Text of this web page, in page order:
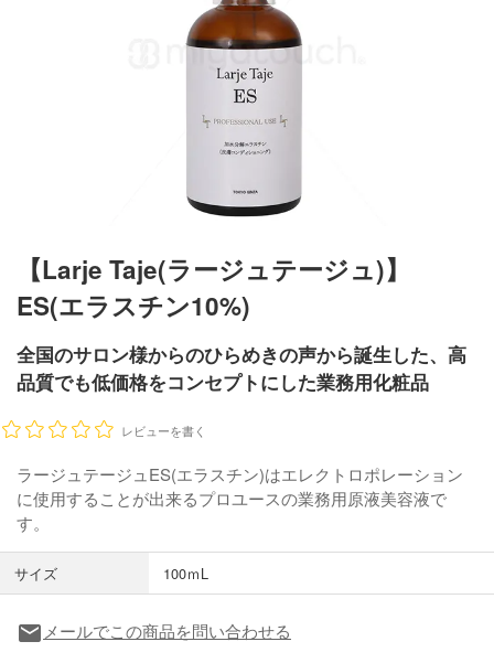
【Larje Taje(ラージュテージュ)】
ES(エラスチン10%)
全国のサロン様からのひらめきの声から誕生した、高
品質でも低価格をコンセプトにした業務用化粧品
レビューを書く
ラージュテージュES(エラスチン)はエレクトロポレーション
に使用することが出来るプロユースの業務用原液美容液で
す。
サイズ 100ｍL
local_post_officeメールでこの商品を問い合わせる